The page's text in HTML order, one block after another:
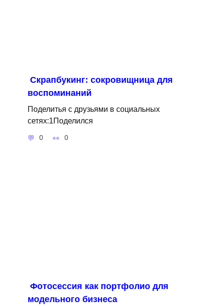
Cкрапбукинг: сокровищница для
воспоминаний
Поделитья с друзьями в социальных
сетях:1Поделился
0 0
Фотосессия как портфолио для
модельного бизнеса